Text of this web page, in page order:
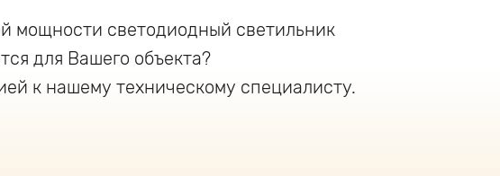
мощности светодиодный светильник
для Вашего объекта?
к нашему техническому специалисту.